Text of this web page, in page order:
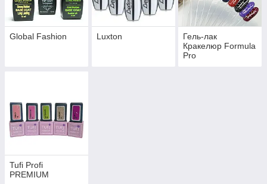
Global Fashion Luxton
Гель-лак
Кракелюр Formula
Pro
Tufi Profi
PREMIUM